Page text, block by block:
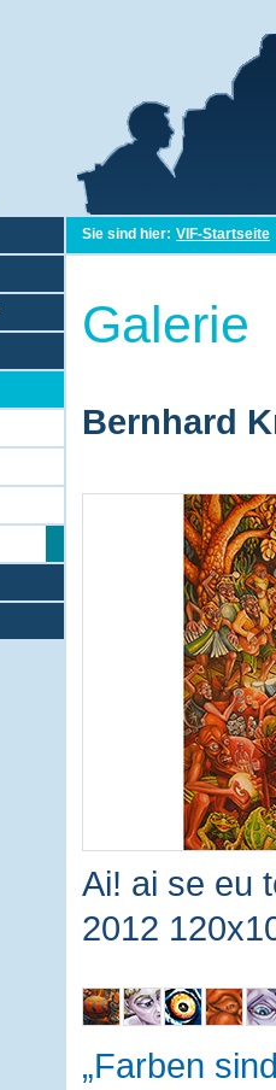
Sie sind hier: VIF-Startseite
Galerie
Bernhard
Ai! ai se eu
2012
Farben